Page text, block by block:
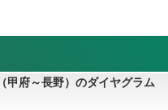
甲府～長野）のダイヤグラム